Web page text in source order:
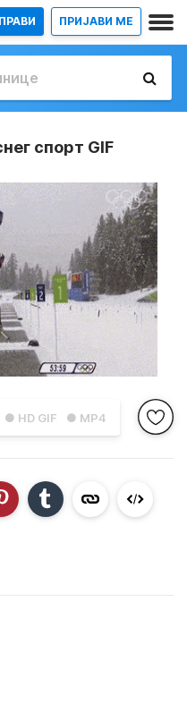
ПРИЈАВИ МЕ
спорт GIF
● HD GIF ● MP4